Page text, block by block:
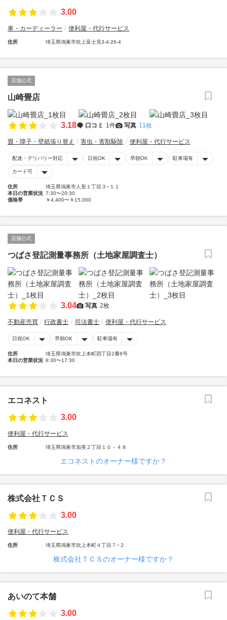
3.00
車・カーディーラー 便利屋・代行サービス
住所 埼玉県鴻巣市吹上富士見3-4-26-4
店舗公式
山崎畳店
3.18 口コミ 1件 写真 11枚
畳・障子・壁紙張り替え 害虫・害獣駆除 便利屋・代行サービス
配達・デリバリー対応 日祝OK 早朝OK 駐車場有
カード可
住所
埼玉県鴻巣市人形１丁目３−１１
本日の営業状況 7:30〜20:30
価格帯
￥4,400〜￥15,000
店舗公式
つばさ登記測量事務所（土地家屋調査士）
3.04 写真 2枚
不動産売買 行政書士 司法書士 便利屋・代行サービス
日祝OK 早朝OK 駐車場有
住所
埼玉県鴻巣市吹上本町四丁目2番8号
本日の営業状況 8:30〜17:30
エコネスト
3.00
便利屋・代行サービス
住所 埼玉県鴻巣市加美２丁目１０－４８
エコネストのオーナー様ですか？
株式会社ＴＣＳ
3.00
便利屋・代行サービス
住所 埼玉県鴻巣市吹上本町４丁目７−２
株式会社ＴＣＳのオーナー様ですか？
あいのて本舗
3.00